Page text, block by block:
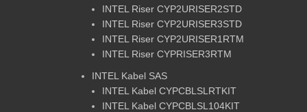
INTEL Riser CYP2URISER2STD
INTEL Riser CYP2URISER3STD
INTEL Riser CYP2URISER1RTM
INTEL Riser CYPRISER3RTM
INTEL Kabel SAS
INTEL Kabel CYPCBLSLRTKIT
INTEL Kabel CYPCBLSL104KIT